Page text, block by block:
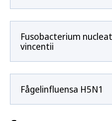
Fusobacterium
vincentii
Fågelinfluensa H5N1